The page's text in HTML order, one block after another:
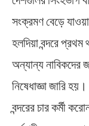
সংক্রমণ বেড়ে
হলদিয়া বন্দরে প্রথম
অন্যান্য নাবিকদের
নিষেধাজ্ঞা জারি
বন্দরের চার কর্মী